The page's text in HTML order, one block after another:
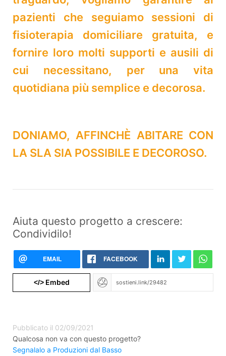
pazienti che seguiamo sessioni di
fisioterapia domiciliare gratuita, e
fornire loro molti supporti e ausili di
cui necessitano, per una vita
quotidiana più semplice e decorosa.
DONIAMO, AFFINCHÈ ABITARE CON
LA SLA SIA POSSIBILE E DECOROSO.
Aiuta questo progetto a crescere:
Condividilo!
EMAIL FACEBOOK
</>Embed
Pubblicato il 02/09/2021
Qualcosa non va con questo progetto?
Segnalalo a Produzioni dal Basso